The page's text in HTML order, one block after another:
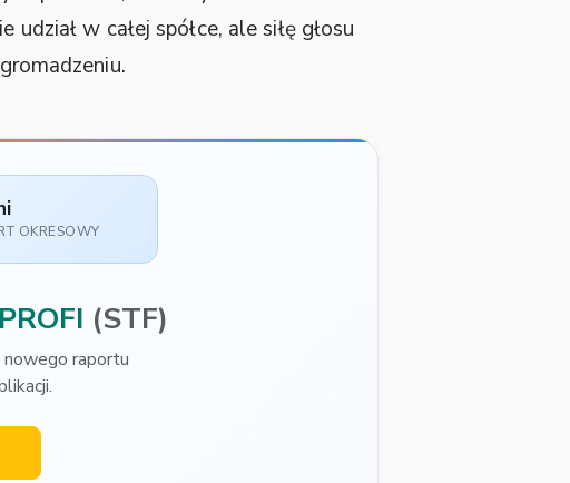
udział w całej spółce, ale siłę głosu
OKRESOWY
(STF)
raportu